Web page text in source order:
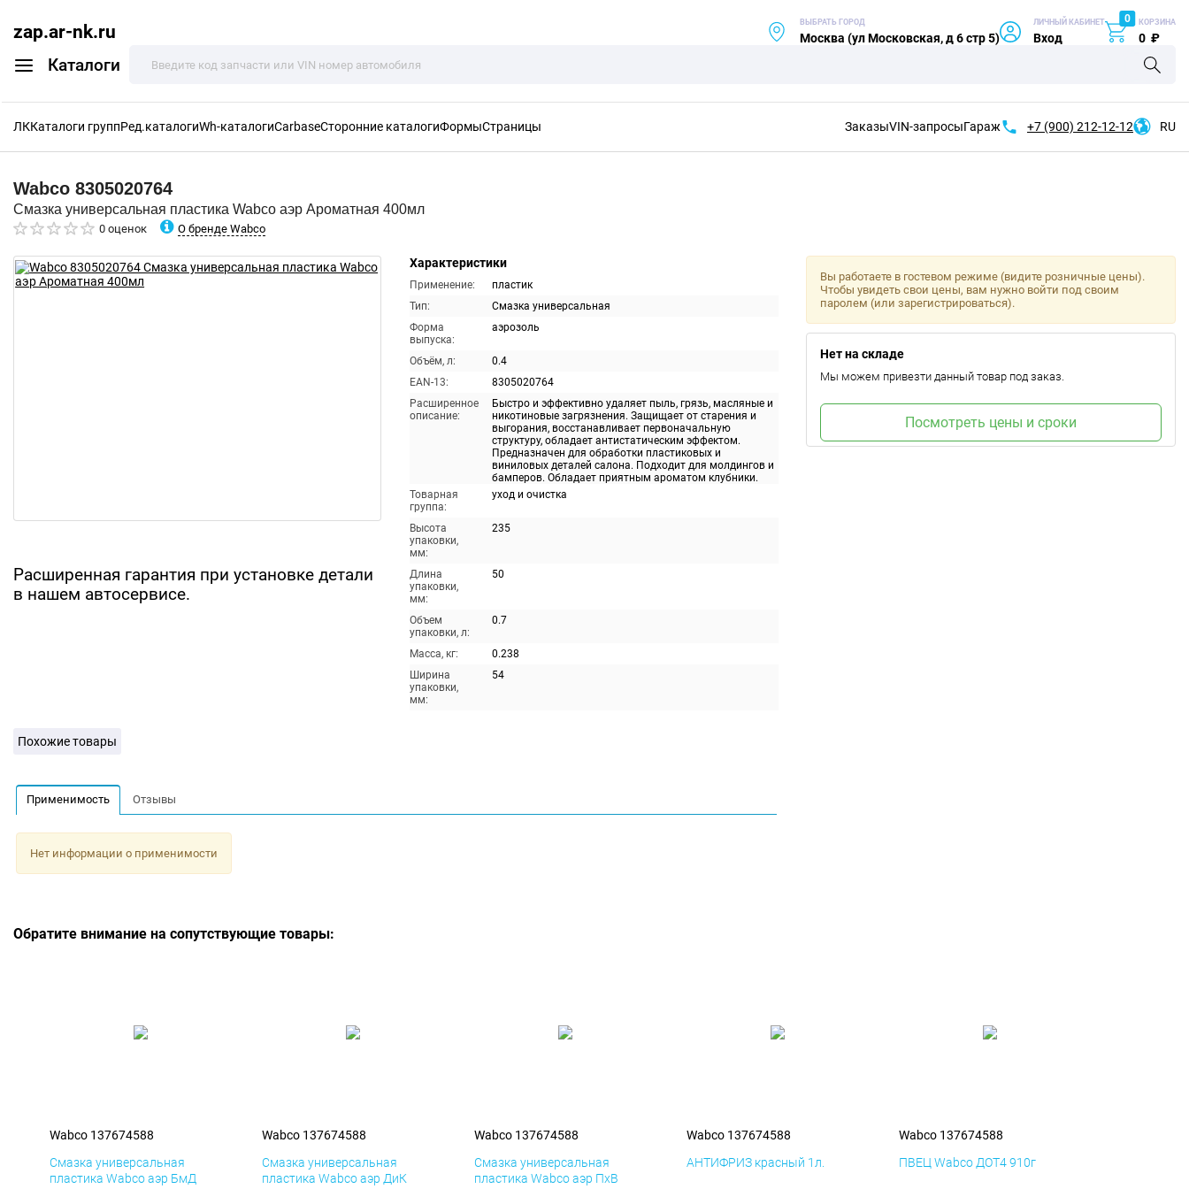
zap.ar-nk.ru
Каталоги
ВЫБРАТЬ ГОРОД
Москва (ул Московская, д 6 стр 5)
ЛИЧНЫЙ КАБИНЕТ
Вход
0 КОРЗИНА
0 ₽
ЛККаталоги группРед.каталогиWh-каталогиCarbaseСторонние каталогиФормыСтраницы ЗаказыVIN-запросыГараж +7 (900) 212-12-12 RU
Wabco 8305020764
Смазка универсальная пластика Wabco аэр Ароматная 400мл
0 оценок О бренде Wabco
Расширенная гарантия при установке детали
в нашем автосервисе.
Характеристики
Применение:
пластик
Тип:
Смазка универсальная
Форма
выпуска:
аэрозоль
Объём, л:
0.4
EAN-13:
8305020764
Расширенное
описание:
Быстро и эффективно удаляет пыль, грязь, масляные и
никотиновые загрязнения. Защищает от старения и
выгорания, восстанавливает первоначальную
структуру, обладает антистатическим эффектом.
Предназначен для обработки пластиковых и
виниловых деталей салона. Подходит для молдингов и
бамперов. Обладает приятным ароматом клубники.
Товарная
группа:
уход и очистка
Высота
упаковки,
мм:
235
Длина
упаковки,
мм:
50
Объем
упаковки, л:
0.7
Масса, кг:
0.238
Ширина
упаковки,
мм:
54
Вы работаете в гостевом режиме (видите розничные цены).
Чтобы увидеть свои цены, вам нужно войти под своим
паролем (или зарегистрироваться).
Нет на складе
Мы можем привезти данный товар под заказ.
Посмотреть цены и сроки
Похожие товары
Применимость Отзывы
Нет информации о применимости
Обратите внимание на сопутствующие товары:
Wabco 137674588
Смазка универсальная
пластика Wabco аэр БмД
Wabco 137674588
Смазка универсальная
пластика Wabco аэр ДиК
Wabco 137674588
Смазка универсальная
пластика Wabco аэр ПхВ
Wabco 137674588
АНТИФРИЗ красный 1л.
Wabco 137674588
ПВЕЦ Wabco ДОТ4 910г